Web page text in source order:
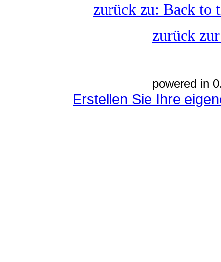
zurück zu: Back to
zurück
powered in
Erstellen Sie Ihre